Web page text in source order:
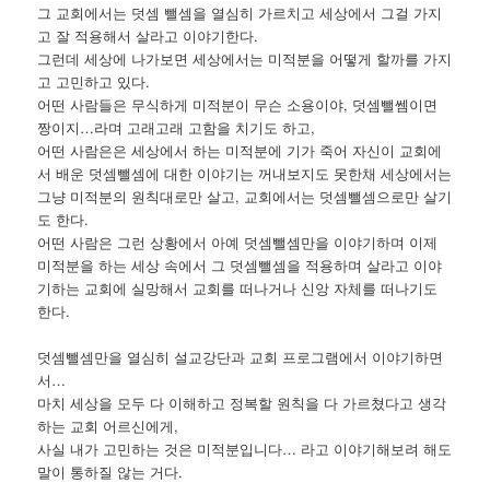
그 교회에서는 덧셈 뺄셈을 열심히 가르치고 세상에서 그걸 가지
고 잘 적용해서 살라고 이야기한다.
그런데 세상에 나가보면 세상에서는 미적분을 어떻게 할까를 가지
고 고민하고 있다.
어떤 사람들은 무식하게 미적분이 무슨 소용이야, 덧셈뺄쎔이면
짱이지…라며 고래고래 고함을 치기도 하고,
어떤 사람은은 세상에서 하는 미적분에 기가 죽어 자신이 교회에
서 배운 덧셈뺄셈에 대한 이야기는 꺼내보지도 못한채 세상에서는
그냥 미적분의 원칙대로만 살고, 교회에서는 덧셈뺄셈으로만 살기
도 한다.
어떤 사람은 그런 상황에서 아예 덧셈뺄셈만을 이야기하며 이제
미적분을 하는 세상 속에서 그 덧셈뺄셈을 적용하며 살라고 이야
기하는 교회에 실망해서 교회를 떠나거나 신앙 자체를 떠나기도
한다.
덧셈뺄셈만을 열심히 설교강단과 교회 프로그램에서 이야기하면
서…
마치 세상을 모두 다 이해하고 정복할 원칙을 다 가르쳤다고 생각
하는 교회 어르신에게,
사실 내가 고민하는 것은 미적분입니다… 라고 이야기해보려 해도
말이 통하질 않는 거다.